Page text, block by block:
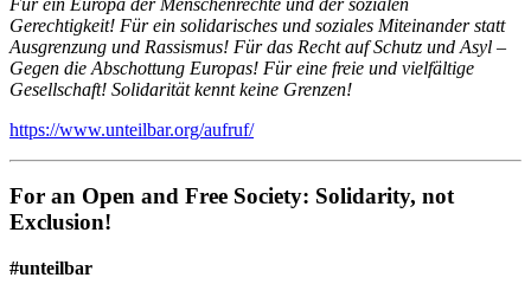
Gerechtigkeit! Für ein solidarisches und soziales Miteinander statt
Ausgrenzung und Rassismus! Für das Recht auf Schutz und Asyl –
Gegen die Abschottung Europas! Für eine freie und vielfältige
Gesellschaft! Solidarität kennt keine Grenzen!
https://www.unteilbar.org/aufruf/
For an Open and Free Society: Solidarity, not
Exclusion!
#unteilbar